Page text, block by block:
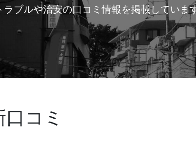
ブルや治安の口コミ情報を掲載してい
コミ